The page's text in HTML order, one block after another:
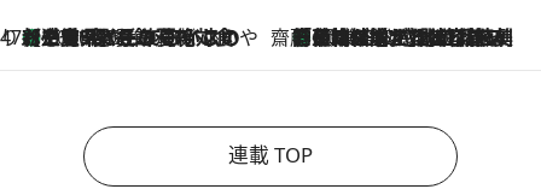
47都道府県の手みやげ ひんやりスイーツで夏を満喫
2026.8.6
【三重県】この夏絶対食べたい 冷やしておいしいおやつ3選 お餅×アイスの新感覚スイーツ 齋藤 薫 美容脳ルネサンス
2026.8.6
「荷物が増えるほど旅ストレスは増す」美容ジャーナリストがたどり着いた最終結論。“化粧品を劇的に減らす”感動の凝縮美容とは
連載 TOP